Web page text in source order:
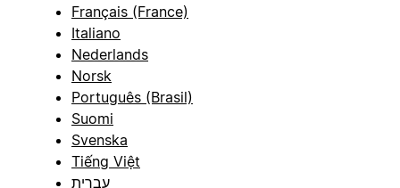
Français (France)
Italiano
Nederlands
Norsk
Português (Brasil)
Suomi
Svenska
Tiếng Việt
עברית